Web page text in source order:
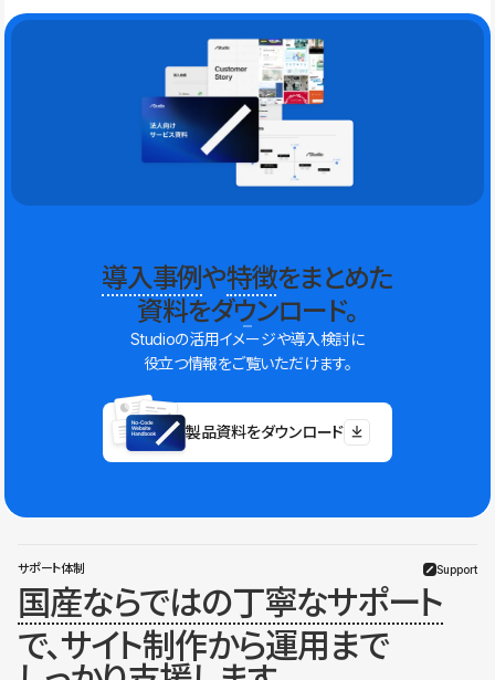
導入事例や特徴をまとめた
資料をダウンロード。
Studioの活用イメージや導入検討に
役立つ情報をご覧いただけます。
製品資料をダウンロード
サポート体制 Support
国産ならではの丁寧なサポート
で、サイト制作から運用まで